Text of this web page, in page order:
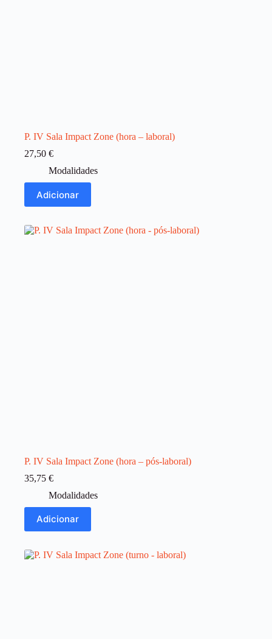
P. IV Sala Impact Zone (hora – laboral)
27,50 €
Modalidades
Adicionar
P. IV Sala Impact Zone (hora – pós-laboral)
35,75 €
Modalidades
Adicionar